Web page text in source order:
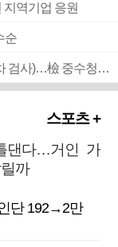
역기업 응원
순
■ 검사 신분 버리고 직급하향(10년 이하 저연차 검사)…檢 중수청행 기피
스포츠 +
댄다…거인 가
까
단 192→2만